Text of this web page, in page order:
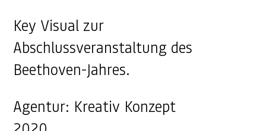
Key Visual zur
Abschlussveranstaltung des
Beethoven-Jahres.
Agentur: Kreativ Konzept